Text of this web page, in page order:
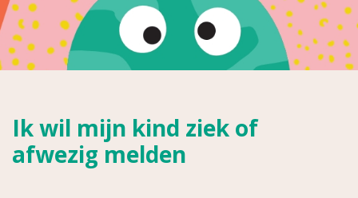
Ik wil mijn kind ziek of
afwezig melden